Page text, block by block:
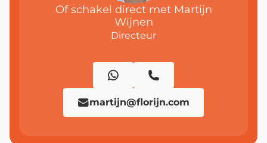
Of schakel direct met Martijn
Wijnen
Directeur
martijn@florijn.com